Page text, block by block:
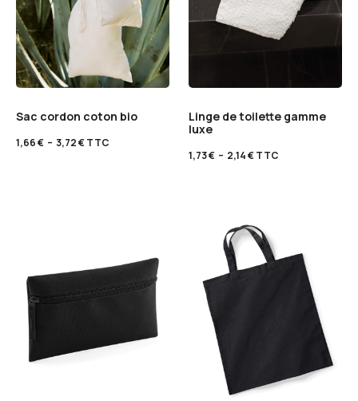
Sac cordon coton bio
1,66€ – 3,72€TTC
Linge de toilette gamme
luxe
1,73€ – 2,14€TTC